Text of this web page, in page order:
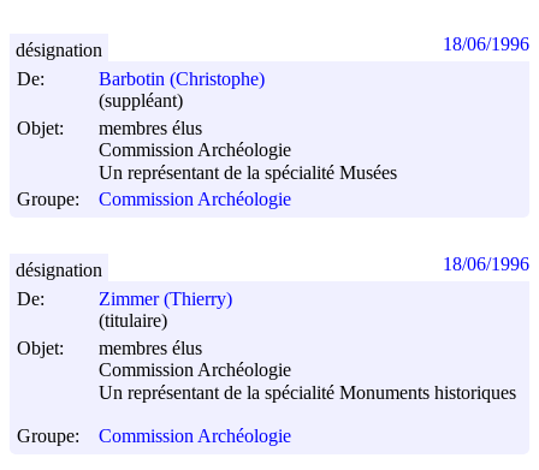
De:
Barbotin (Christophe)
(suppléant)
Objet:
membres élus
Commission Archéologie
Un représentant de la spécialité Musées
Groupe:
Commission Archéologie
désignation 18/06/1996
De:
Zimmer (Thierry)
(titulaire)
Objet:
membres élus
Commission Archéologie
Un représentant de la spécialité Monuments historiques
Groupe: Commission Archéologie
désignation 18/06/1996